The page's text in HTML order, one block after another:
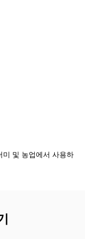
및 농업에서 사용하